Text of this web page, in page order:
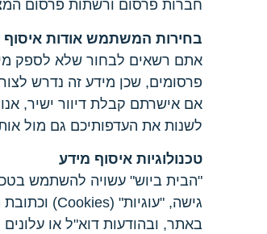
חברות פרסום ורשתות פרסום
בחירות המשתמש אודות איסוף
אתם רשאים לבחור שלא לספק
פרסומים, שכן מידע זה נדרש
אם אישרתם קבלת דיוור ישיר,
לשנות את העדפותיכם גם מול
טכנולוגיות איסוף מידע
באתר, ובהודעות דוא"ל או